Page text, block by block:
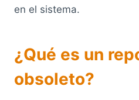
en el sistema.
¿Qué es un
obsoleto?